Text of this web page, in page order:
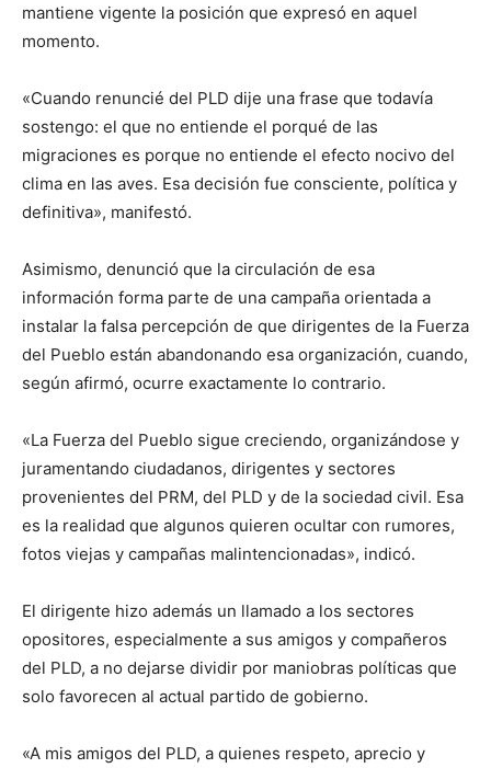
mantiene vigente la posición que expresó en aquel
momento.
«Cuando renuncié del PLD dije una frase que todavía
sostengo: el que no entiende el porqué de las
migraciones es porque no entiende el efecto nocivo del
clima en las aves. Esa decisión fue consciente, política y
definitiva», manifestó.
Asimismo, denunció que la circulación de esa
información forma parte de una campaña orientada a
instalar la falsa percepción de que dirigentes de la Fuerza
del Pueblo están abandonando esa organización, cuando,
según afirmó, ocurre exactamente lo contrario.
«La Fuerza del Pueblo sigue creciendo, organizándose y
juramentando ciudadanos, dirigentes y sectores
provenientes del PRM, del PLD y de la sociedad civil. Esa
es la realidad que algunos quieren ocultar con rumores,
fotos viejas y campañas malintencionadas», indicó.
El dirigente hizo además un llamado a los sectores
opositores, especialmente a sus amigos y compañeros
del PLD, a no dejarse dividir por maniobras políticas que
solo favorecen al actual partido de gobierno.
«A mis amigos del PLD, a quienes respeto, aprecio y